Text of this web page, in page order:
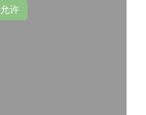
允许